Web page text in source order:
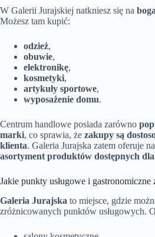
W Galerii Jurajskiej natkniesz się na
Możesz tam kupić:
odzież,
obuwie,
elektronikę,
kosmetyki,
artykuły sportowe,
wyposażenie domu.
Centrum handlowe posiada zarówno
marki, co sprawia, że zakupy są
klienta. Galeria Jurajska zatem oferuje
asortyment produktów dostępnych
Jakie punkty usługowe i
Galeria Jurajska to miejsce, gdzie
zróżnicowanych punktów usługowych.